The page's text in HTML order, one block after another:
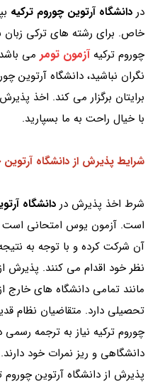
در دانشگاه آرتوین چوروم ترکیه
خاص. برای رشته های ترکی زبان
چوروم ترکیهآزمون تومر می
نگران نباشید، دانشگاه آرتوین
برایتان برگزار می کند. اخذ
با خیال راحت به ما بسپارید.
شرایط پذیرش از دانشگاه آرتوین
شرط اخذ پذیرش در دانشگاه
است. آزمون یوس امتحانی است
آن شرکت کرده و با توجه به
نظر خود اقدام می کنند. پذیرش از
مانند تمامی دانشگاه های خارج
تحصیلی دارد. متقاضیان نظام
چوروم ترکیه نیاز به ترجمه
دانشگاهی و ریز نمرات خود
پذیرش از دانشگاه آرتوین چوروم